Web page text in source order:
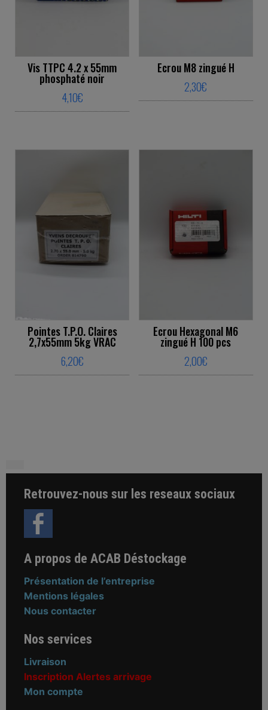
Vis TTPC 4.2 x 55mm
phosphaté noir
4,10€
Ecrou M8 zingué H
2,30€
Pointes T.P.O. Claires
2,7x55mm 5kg VRAC
6,20€
Ecrou Hexagonal M6
zingué H 100 pcs
2,00€
Retrouvez-nous sur les reseaux sociaux
A propos de ACAB Déstockage
Présentation de l’entreprise
Mentions légales
Nous contacter
Nos services
Livraison
Inscription Alertes arrivage
Mon compte